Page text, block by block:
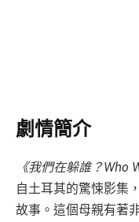
劇情簡介
《我們在躲誰？Who
自土耳其的驚悚影集
故事。這個母親有著